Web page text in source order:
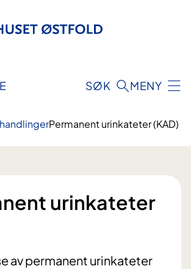
SØK MENY
Permanent urinkateter (KAD)
urinkateter
av permanent urinkateter